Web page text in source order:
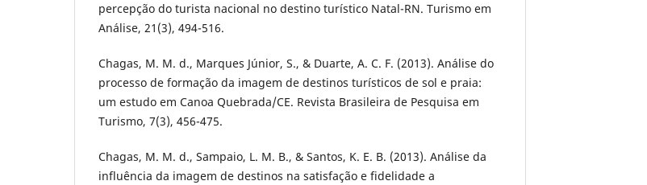
percepção do turista nacional no destino turístico Natal-RN. Turismo em
Análise, 21(3), 494-516.
Chagas, M. M. d., Marques Júnior, S., & Duarte, A. C. F. (2013). Análise do
processo de formação da imagem de destinos turísticos de sol e praia:
um estudo em Canoa Quebrada/CE. Revista Brasileira de Pesquisa em
Turismo, 7(3), 456-475.
Chagas, M. M. d., Sampaio, L. M. B., & Santos, K. E. B. (2013). Análise da
influência da imagem de destinos na satisfação e fidelidade a